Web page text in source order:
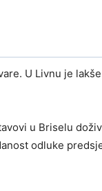
U Livnu je
u Briselu
odluke